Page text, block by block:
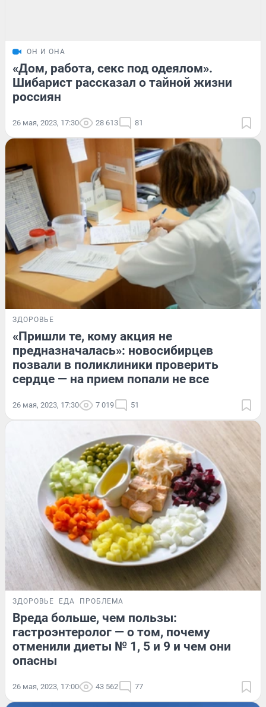
ОН И ОНА
«Дом, работа, секс под одеялом».
Шибарист рассказал о тайной жизни
россиян
26 мая, 2023, 17:30 28 613 81
ЗДОРОВЬЕ
«Пришли те, кому акция не
предназначалась»: новосибирцев
позвали в поликлиники проверить
сердце — на прием попали не все
26 мая, 2023, 17:30 7 019 51
ЗДОРОВЬЕ ЕДА ПРОБЛЕМА
Вреда больше, чем пользы:
гастроэнтеролог — о том, почему
отменили диеты № 1, 5 и 9 и чем они
опасны
26 мая, 2023, 17:00 43 562 77